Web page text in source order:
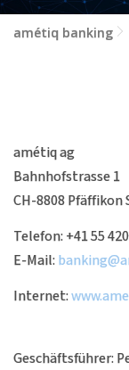
amétiq banking
amétiq ag
Bahnhofstrasse 1
CH-8808 Pfäffikon
Telefon: +41 55
E-Mail:
Internet:
Geschäftsführer: